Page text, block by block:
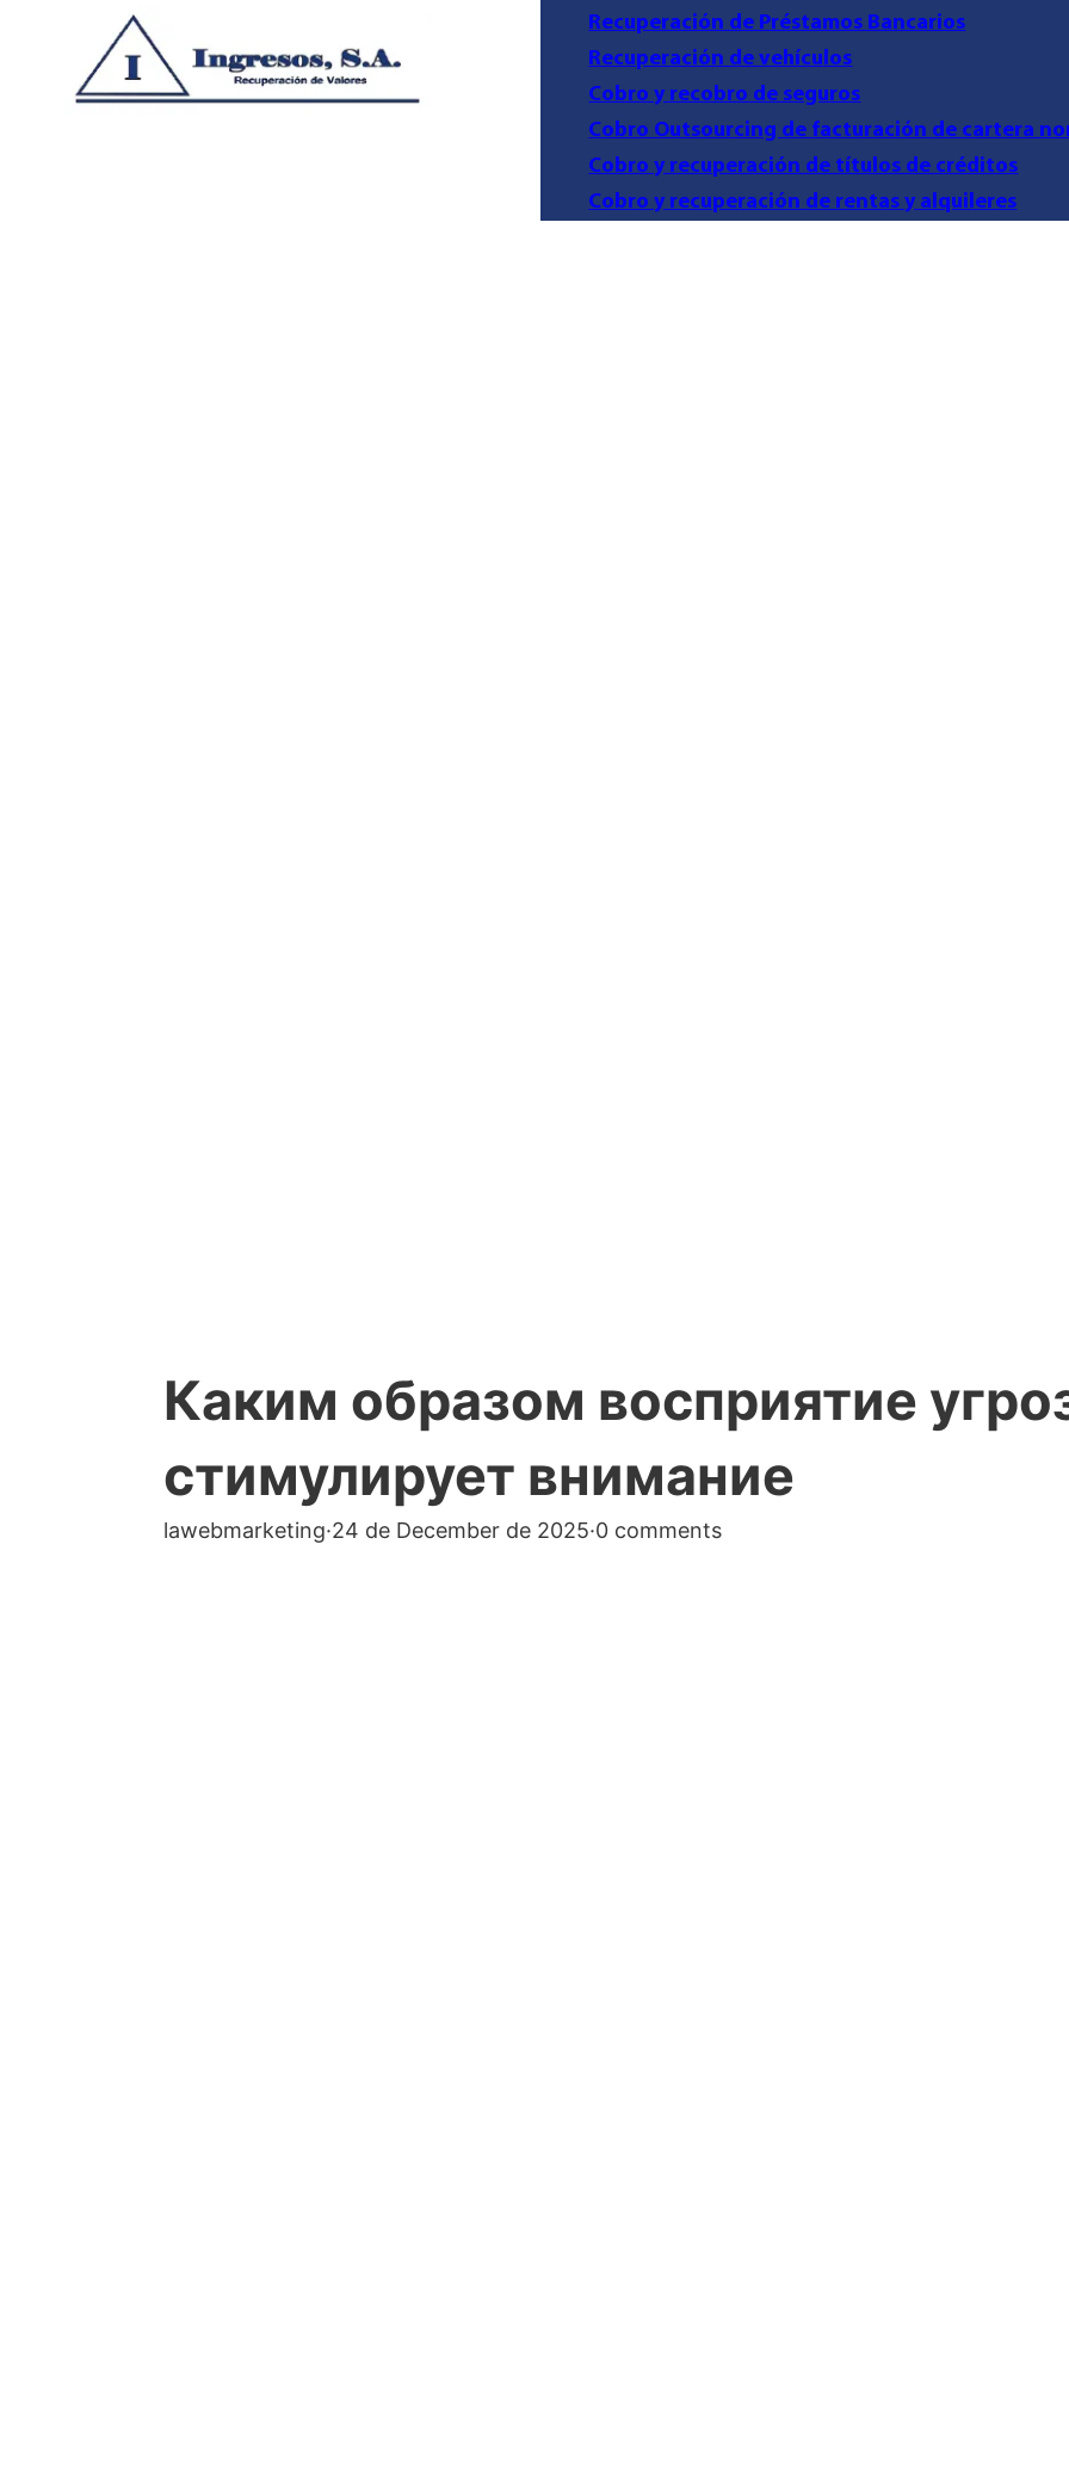
Recuperación de Préstamos Bancarios
Recuperación de vehículos
Cobro y recobro de seguros
Cobro Outsourcing de facturación de cartera
Cobro y recuperación de títulos de créditos
Cobro y recuperación de rentas y alquileres
Каким образом восприятие
стимулирует внимание
lawebmarketing·24 de December de 2025·0 comments